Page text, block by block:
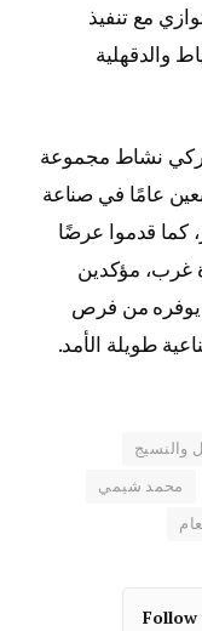
مع تنفيذ
والدقهلية
نشاط مجموعة
عامًا في صناعة
كما قدموا عرضًا
غرب، مؤكدين
يوفره من فرص
طويلة الأمد.
والنسيج
محمد شيمي
Follow